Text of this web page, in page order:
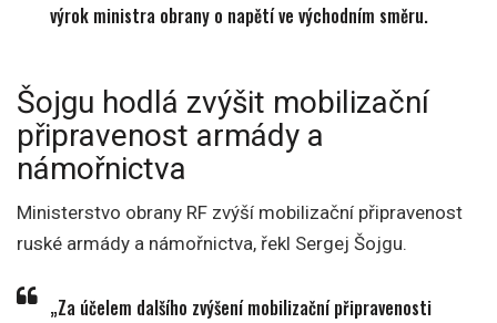
výrok ministra obrany o napětí ve východním směru.
Šojgu hodlá zvýšit mobilizační
připravenost armády a
námořnictva
Ministerstvo obrany RF zvýší mobilizační připravenost
ruské armády a námořnictva, řekl Sergej Šojgu.
„Za účelem dalšího zvýšení mobilizační připravenosti